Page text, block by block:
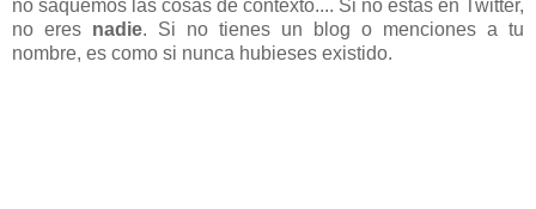
no saquemos las cosas de contexto.... Si no estás en Twitter,
no eres nadie. Si no tienes un blog o menciones a tu
nombre, es como si nunca hubieses existido.